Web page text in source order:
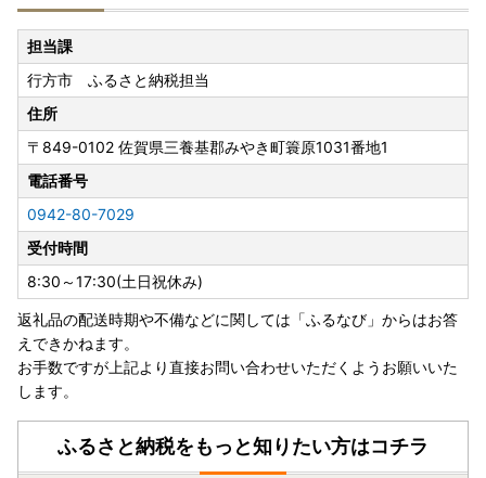
行方市ふるさと納税にて、返礼品配送を委託しているヤマト
運輸では、2023年6月1日（木）受付分から、下記の地域へ
のお届け日数および時間指定帯が変更となります。
賞味期限が短い一部返礼品（クール便配送）につきまして
は、下記対象地域含む一部地域へは配送できないこともござ
いますので、予めご了承くださいますよう、お願い申し上げ
ます。
＜対象地域＞
・島根県（松江市、安来市のみ対象）、広島県（福山市のみ
対象）、鳥取県、岡山県、徳島県、香川県、愛媛県、高知県
■書類の送付について■
寄附金受領証明書、及びワンストップ特例申請書はお申し込
み完了後、2週間から1ヶ月ほどでお送りいたします。
※お申し込み状況により前後する場合がございます。あらか
じめご了承ください。
■寄附金税額控除に係る申告特例申請書（ワンストップ特例
申請書）の送付について ■
担当課
行方市 ふるさと納税担当
住所
〒849-0102 佐賀県三養基郡みやき町簑原1031番地1
電話番号
0942-80-7029
受付時間
8:30～17:30(土日祝休み)
返礼品の配送時期や不備などに関しては「ふるなび」からはお答
えできかねます。
お手数ですが上記より直接お問い合わせいただくようお願いいた
します。
ふるさと納税をもっと知りたい方はコチラ